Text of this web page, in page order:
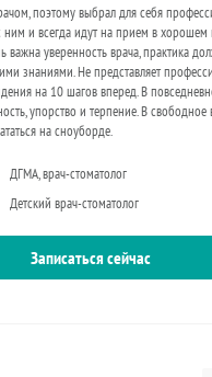
поэтому выбрал для себя
и всегда идут на прием в хорошем
важна уверенность врача, практика
знаниями. Не представляет
на 10 шагов вперед. В
упорство и терпение. В
на сноуборде.
ДГМА, врач-стоматолог
Детский врач-стоматолог
Записаться сейчас